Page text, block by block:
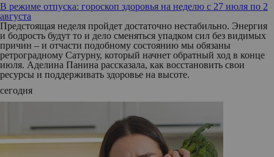
В режиме отпуска: гороскоп здоровья на неделю с 27 июля по 2
августа
Предстоящая неделя пройдет достаточно нестабильно. Энергия
и бодрость будут то и дело сменяться упадком сил без видимых
причин – и отчасти подобному состоянию мы обязаны
ретроградному Сатурну, который начнет обратный ход в конце
июля. Аделина Панина рассказала, как восстановить свои
ресурсы и поддерживать здоровье на высоте.
сегодня